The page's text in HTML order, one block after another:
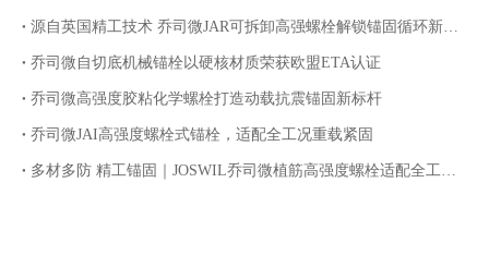
源自英国精工技术 乔司微JAR可拆卸高强螺栓解锁锚固循环新价值
乔司微自切底机械锚栓以硬核材质荣获欧盟ETA认证
乔司微高强度胶粘化学螺栓打造动载抗震锚固新标杆
乔司微JAI高强度螺栓式锚栓，适配全工况重载紧固
多材多防 精工锚固｜JOSWIL乔司微植筋高强度螺栓适配全工况腐蚀环境